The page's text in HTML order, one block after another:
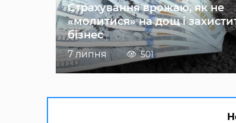
Страхування врожаю, як не
«молитися» на дощ і
бізнес
7 липня 501